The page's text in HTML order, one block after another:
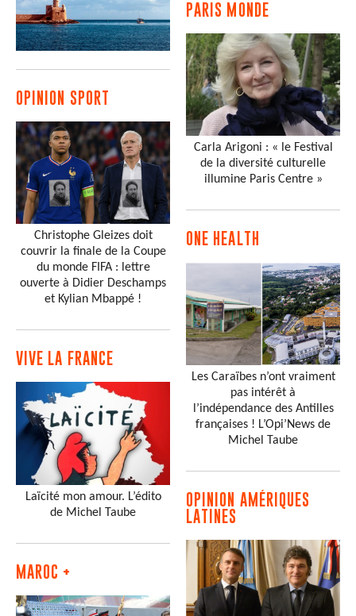
OPINION SPORT
Christophe Gleizes doit
couvrir la finale de la Coupe
du monde FIFA : lettre
ouverte à Didier Deschamps
et Kylian Mbappé !
VIVE LA FRANCE
Laïcité mon amour. L’édito
de Michel Taube
MAROC +
PARIS MONDE
Carla Arigoni : « le Festival
de la diversité culturelle
illumine Paris Centre »
ONE HEALTH
Les Caraïbes n’ont vraiment
pas intérêt à
l’indépendance des Antilles
françaises ! L’Opi’News de
Michel Taube
OPINION AMÉRIQUES
LATINES